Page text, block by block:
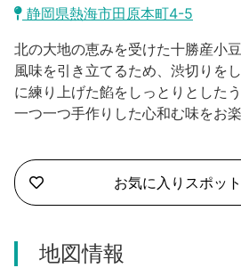
沼津市
三島市
南伊豆町
西伊豆町
伊豆の国市
モデルコース
宿泊・予約
旅程作成
合同会社説明会
伊豆ワーケーシ
静岡県熱海市田原本町4-5
北の大地の恵みを受けた十勝産小
風味を引き立てるため、渋切りを
に練り上げた餡をしっとりとした
一つ一つ手作りした心和む味をお楽
お気に入りスポッ
地図情報